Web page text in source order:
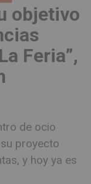
objetivo
Feria”,
de ocio
proyecto
y hoy ya es